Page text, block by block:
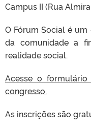
Campus II (Rua
O Fórum Social é um
da comunidade a
realidade social.
Acesse o
congresso.
As inscrições são